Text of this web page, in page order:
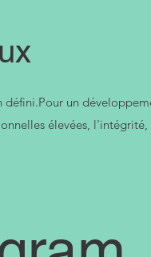
un
élevées,